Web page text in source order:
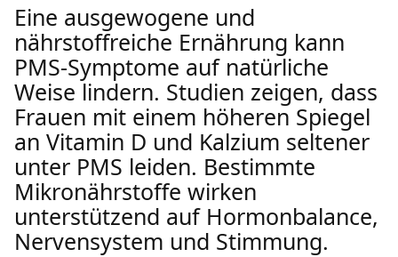
Eine ausgewogene und
nährstoffreiche Ernährung kann
PMS-Symptome auf natürliche
Weise lindern. Studien zeigen, dass
Frauen mit einem höheren Spiegel
an Vitamin D und Kalzium seltener
unter PMS leiden. Bestimmte
Mikronährstoffe wirken
unterstützend auf Hormonbalance,
Nervensystem und Stimmung.